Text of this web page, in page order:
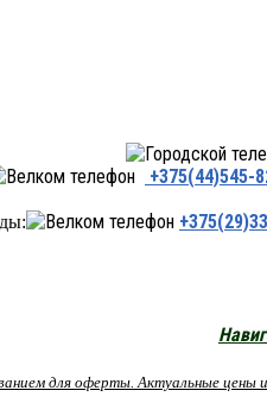
+375(44)545-
для оферты. Актуальные